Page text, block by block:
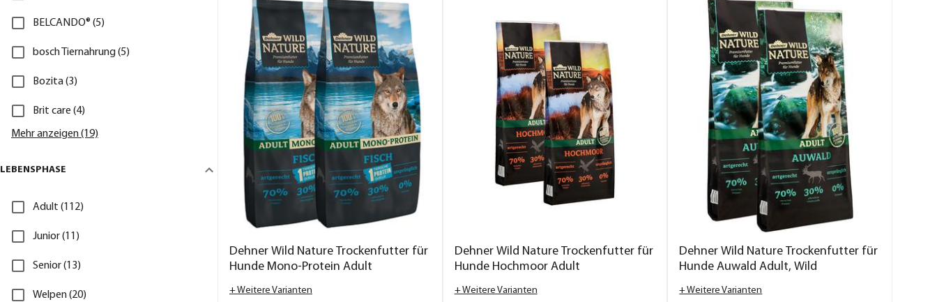
BELCANDO® (5)
bosch Tiernahrung (5)
Bozita (3)
Brit care (4)
Mehr anzeigen (19)
LEBENSPHASE
Adult (112)
Junior (11)
Senior (13)
Welpen (20)
Dehner Wild Nature Trockenfutter für
Hunde Mono-Protein Adult
+ Weitere Varianten
Dehner Wild Nature Trockenfutter für
Hunde Hochmoor Adult
+ Weitere Varianten
Dehner Wild Nature Trockenfutter für
Hunde Auwald Adult, Wild
+ Weitere Varianten